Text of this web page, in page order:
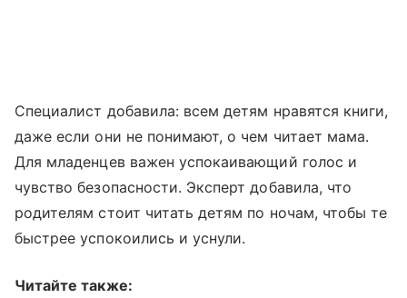
Специалист добавила: всем детям нравятся книги,
даже если они не понимают, о чем читает мама.
Для младенцев важен успокаивающий голос и
чувство безопасности. Эксперт добавила, что
родителям стоит читать детям по ночам, чтобы те
быстрее успокоились и уснули.
Читайте также: